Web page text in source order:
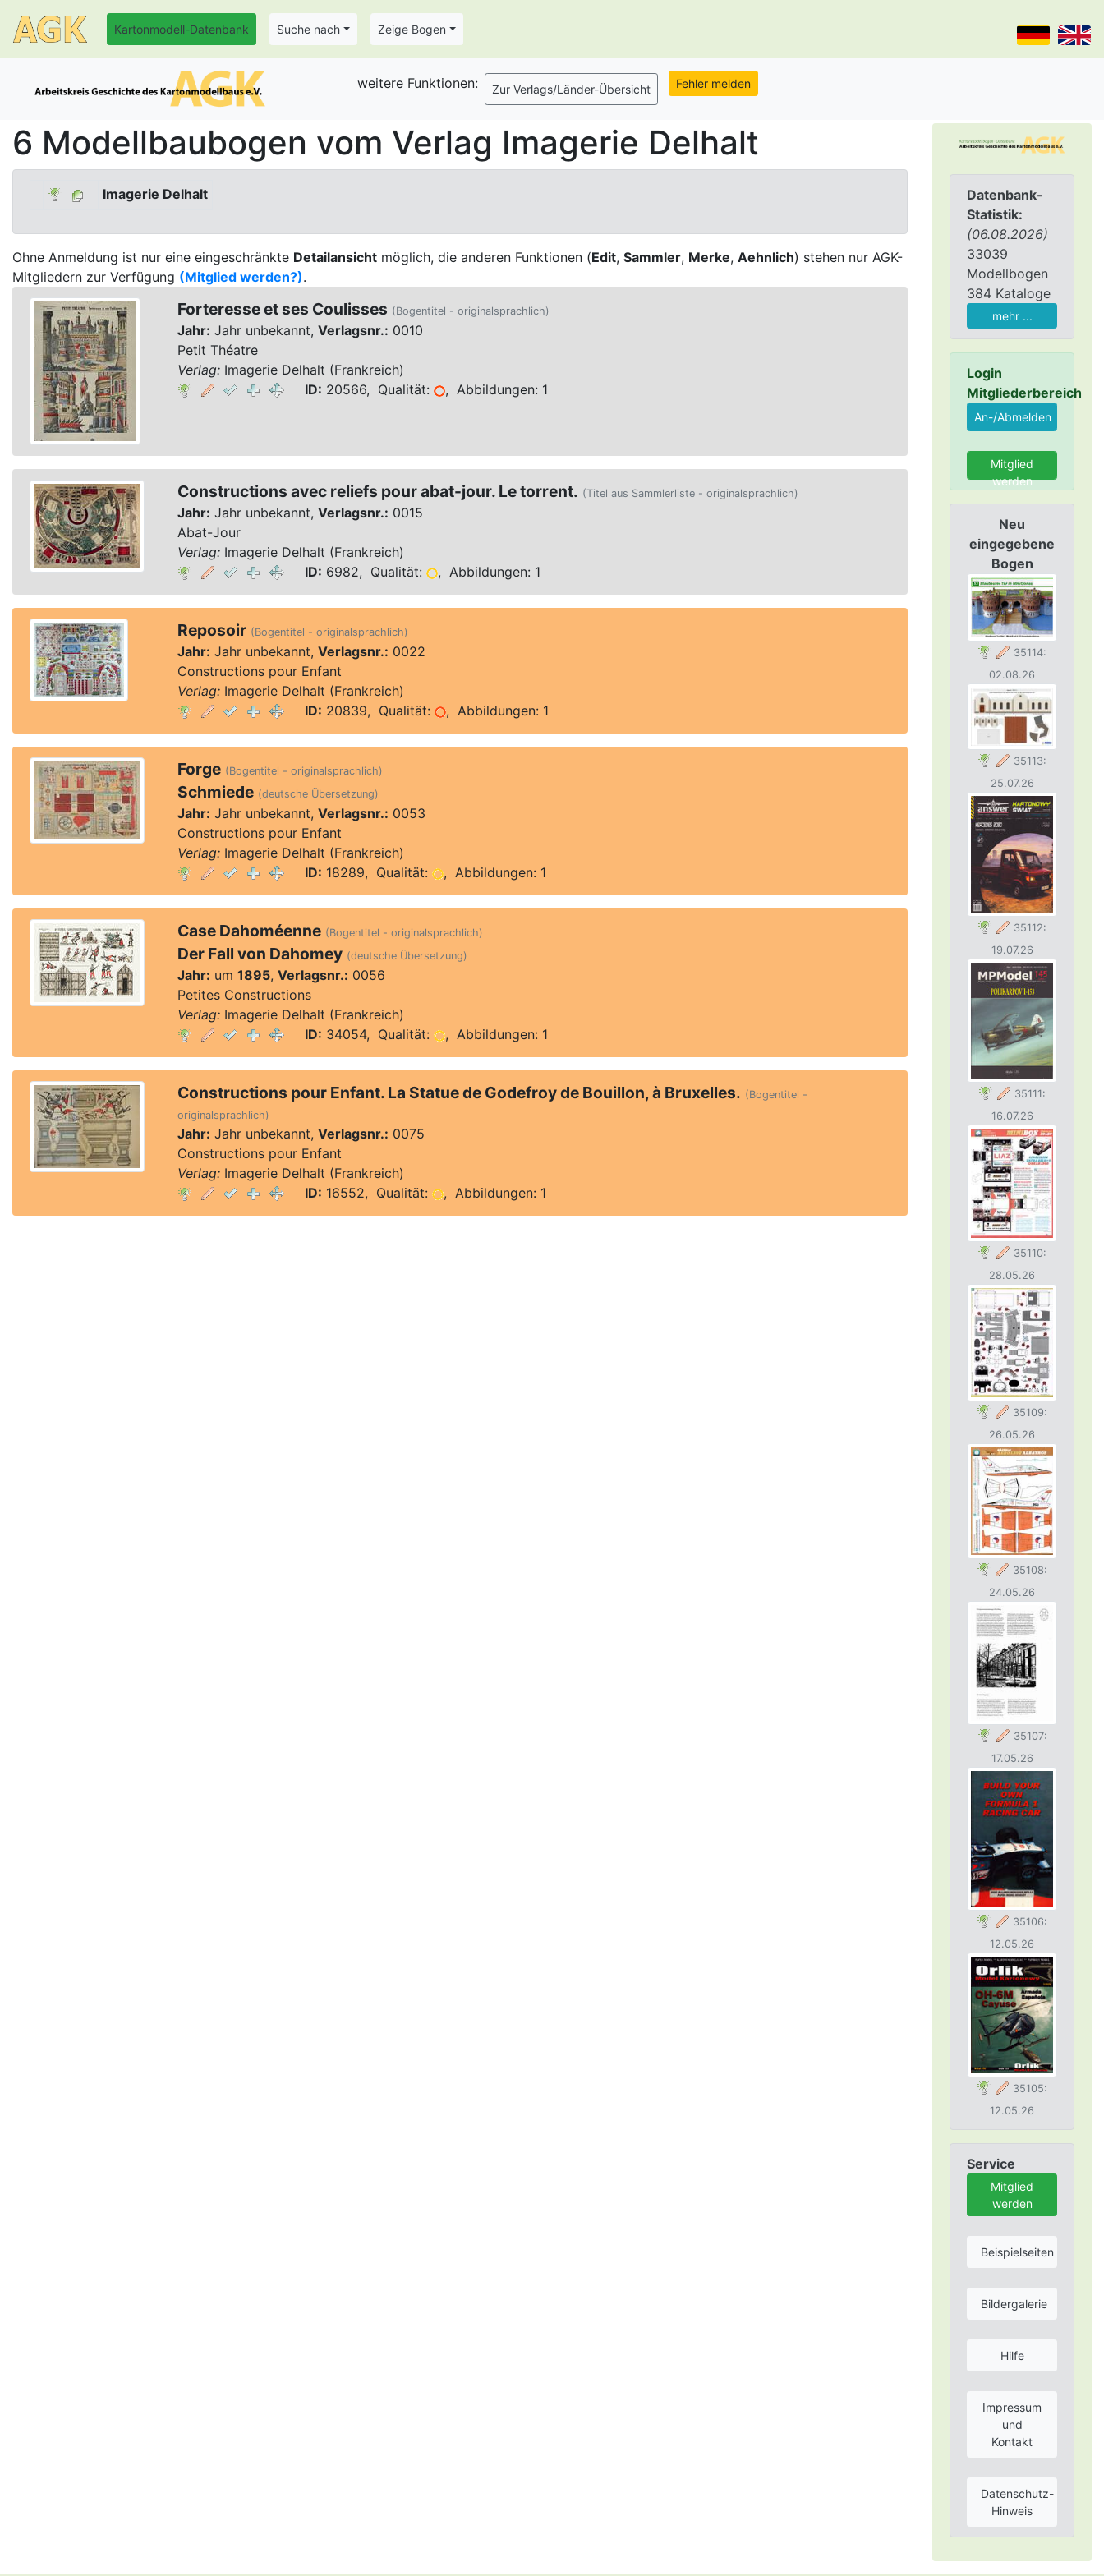
Kartonmodell-Datenbank Suche nach Zeige Bogen
Datenbank-
Statistik:
(06.08.2026)
33039
Modellbogen
384 Kataloge
mehr ...
Login
Mitgliederbereich
Mitglied
werden
Neu
eingegebene
Bogen
35114:
02.08.26
35113:
25.07.26
35112:
19.07.26
35111:
16.07.26
35110:
28.05.26
35109:
26.05.26
35108:
24.05.26
35107:
17.05.26
35106:
12.05.26
35105:
12.05.26
Service
Mitglied
werden
Beispielseiten
Bildergalerie
Hilfe
Impressum
und
Kontakt
Datenschutz-
Hinweis
weitere Funktionen:
6 Modellbaubogen vom Verlag Imagerie Delhalt
Imagerie Delhalt
Ohne Anmeldung ist nur eine eingeschränkte Detailansicht möglich, die anderen Funktionen (Edit, Sammler, Merke, Aehnlich) stehen nur AGK-
Mitgliedern zur Verfügung (Mitglied werden?).
Forteresse et ses Coulisses (Bogentitel - originalsprachlich)
Jahr: Jahr unbekannt, Verlagsnr.: 0010
Petit Théatre
Verlag:Imagerie Delhalt (Frankreich)
ID: 20566, Qualität: , Abbildungen: 1
Constructions avec reliefs pour abat-jour. Le torrent. (Titel aus Sammlerliste - originalsprachlich)
Jahr: Jahr unbekannt, Verlagsnr.: 0015
Abat-Jour
Verlag:Imagerie Delhalt (Frankreich)
ID: 6982, Qualität: , Abbildungen: 1
Reposoir (Bogentitel - originalsprachlich)
Jahr: Jahr unbekannt, Verlagsnr.: 0022
Constructions pour Enfant
Verlag:Imagerie Delhalt (Frankreich)
ID: 20839, Qualität: , Abbildungen: 1
Forge (Bogentitel - originalsprachlich)
Schmiede (deutsche Übersetzung)
Jahr: Jahr unbekannt, Verlagsnr.: 0053
Constructions pour Enfant
Verlag:Imagerie Delhalt (Frankreich)
ID: 18289, Qualität: , Abbildungen: 1
Case Dahoméenne (Bogentitel - originalsprachlich)
Der Fall von Dahomey (deutsche Übersetzung)
Jahr: um 1895, Verlagsnr.: 0056
Petites Constructions
Verlag:Imagerie Delhalt (Frankreich)
ID: 34054, Qualität: , Abbildungen: 1
Constructions pour Enfant. La Statue de Godefroy de Bouillon, à Bruxelles. (Bogentitel -
originalsprachlich)
Jahr: Jahr unbekannt, Verlagsnr.: 0075
Constructions pour Enfant
Verlag:Imagerie Delhalt (Frankreich)
ID: 16552, Qualität: , Abbildungen: 1